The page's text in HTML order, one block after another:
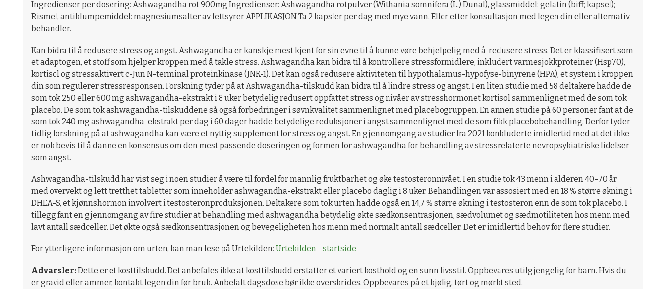
Ingredienser per dosering: Ashwagandha rot 900mg Ingredienser: Ashwagandha rotpulver (Withania somnifera (L.) Dunal), glassmiddel: gelatin (biff; kapsel);
Rismel, antiklumpemiddel: magnesiumsalter av fettsyrer APPLIKASJON Ta 2 kapsler per dag med mye vann. Eller etter konsultasjon med legen din eller alternativ
behandler. ​
Kan bidra til å redusere stress og angst. Ashwagandha er kanskje mest kjent for sin evne til å kunne vøre behjelpelig med å redusere stress. Det er klassifisert som
et adaptogen, et stoff som hjelper kroppen med å takle stress. Ashwagandha kan bidra til å kontrollere stressformidlere, inkludert varmesjokkproteiner (Hsp70),
kortisol og stressaktivert c-Jun N-terminal proteinkinase (JNK-1). Det kan også redusere aktiviteten til hypothalamus-hypofyse-binyrene (HPA), et system i kroppen
din som regulerer stressresponsen. Forskning tyder på at Ashwagandha-tilskudd kan bidra til å lindre stress og angst. I en liten studie med 58 deltakere hadde de
som tok 250 eller 600 mg ashwagandha-ekstrakt i 8 uker betydelig redusert oppfattet stress og nivåer av stresshormonet kortisol sammenlignet med de som tok
placebo. De som tok ashwagandha-tilskuddene så også forbedringer i søvnkvalitet sammenlignet med placebogruppen. En annen studie på 60 personer fant at de
som tok 240 mg ashwagandha-ekstrakt per dag i 60 dager hadde betydelige reduksjoner i angst sammenlignet med de som fikk placebobehandling. Derfor tyder
tidlig forskning på at ashwagandha kan være et nyttig supplement for stress og angst. En gjennomgang av studier fra 2021 konkluderte imidlertid med at det ikke
er nok bevis til å danne en konsensus om den mest passende doseringen og formen for ashwagandha for behandling av stressrelaterte nevropsykiatriske lidelser
som angst.
Ashwagandha-tilskudd har vist seg i noen studier å være til fordel for mannlig fruktbarhet og øke testosteronnivået. I en studie tok 43 menn i alderen 40–70 år
med overvekt og lett tretthet tabletter som inneholder ashwagandha-ekstrakt eller placebo daglig i 8 uker. Behandlingen var assosiert med en 18 % større økning i
DHEA-S, et kjønnshormon involvert i testosteronproduksjonen. Deltakere som tok urten hadde også en 14,7 % større økning i testosteron enn de som tok placebo. I
tillegg fant en gjennomgang av fire studier at behandling med ashwagandha betydelig økte sædkonsentrasjonen, sædvolumet og sædmotiliteten hos menn med
lavt antall sædceller. Det økte også sædkonsentrasjonen og bevegeligheten hos menn med normalt antall sædceller. Det er imidlertid behov for flere studier.
For ytterligere informasjon om urten, kan man lese på Urtekilden: Urtekilden - startside
Advarsler:Dette er et kosttilskudd. Det anbefales ikke at kosttilskudd erstatter et variert kosthold og en sunn livsstil. Oppbevares utilgjengelig for barn. Hvis du
er gravid eller ammer, kontakt legen din før bruk. Anbefalt dagsdose bør ikke overskrides. Oppbevares på et kjølig, tørt og mørkt sted.